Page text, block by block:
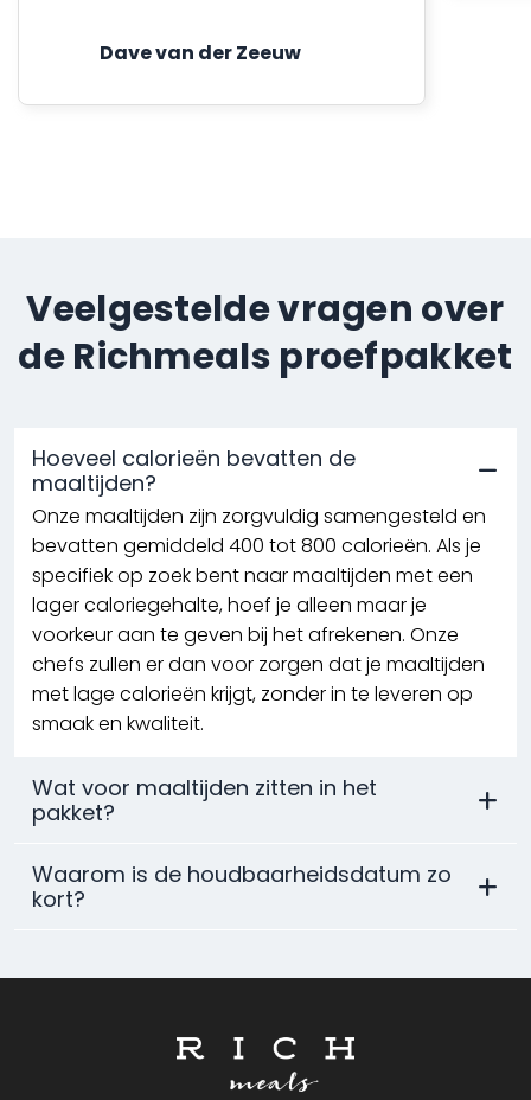
Dave van der Zeeuw
Veelgestelde vragen over
de Richmeals proefpakket
Hoeveel calorieën bevatten de
maaltijden?
Onze maaltijden zijn zorgvuldig samengesteld en
bevatten gemiddeld 400 tot 800 calorieën. Als je
specifiek op zoek bent naar maaltijden met een
lager caloriegehalte, hoef je alleen maar je
voorkeur aan te geven bij het afrekenen. Onze
chefs zullen er dan voor zorgen dat je maaltijden
met lage calorieën krijgt, zonder in te leveren op
smaak en kwaliteit.
Wat voor maaltijden zitten in het
pakket?
Waarom is de houdbaarheidsdatum zo
kort?